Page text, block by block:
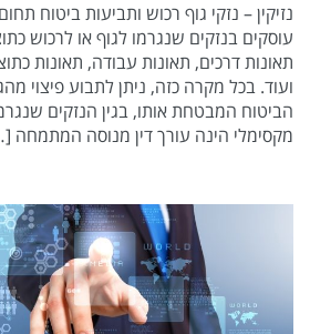
נזיקין – נזקי גוף רכוש ותביעות ביטוח תחום
עוסקים בנזקים שנגרמו לגוף או לרכוש
תאונות דרכים, תאונות עבודה, תאונות
ועוד. בכל מקרה כזה, ניתן לתבוע פיצוי
הביטוח המבטחת אותו, בגין הנזקים
מקסימלי הינה עורך דין מנוסה המתמחה